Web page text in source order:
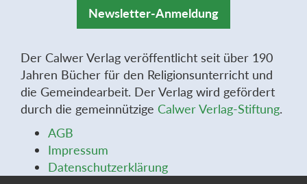
Newsletter-Anmeldung
Der Calwer Verlag veröffentlicht seit über 190
Jahren Bücher für den Religionsunterricht und
die Gemeindearbeit. Der Verlag wird gefördert
durch die gemeinnützige Calwer Verlag-Stiftung.
AGB
Impressum
Datenschutzerklärung